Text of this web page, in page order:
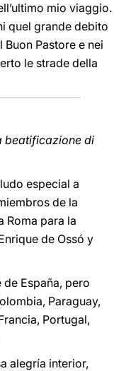
mio viaggio.
quel grande debito
Pastore e nei
le strade della
beatificazione di
especial a
de la
Roma para la
de Ossó y
España, pero
Paraguay,
Portugal,
alegría interior,